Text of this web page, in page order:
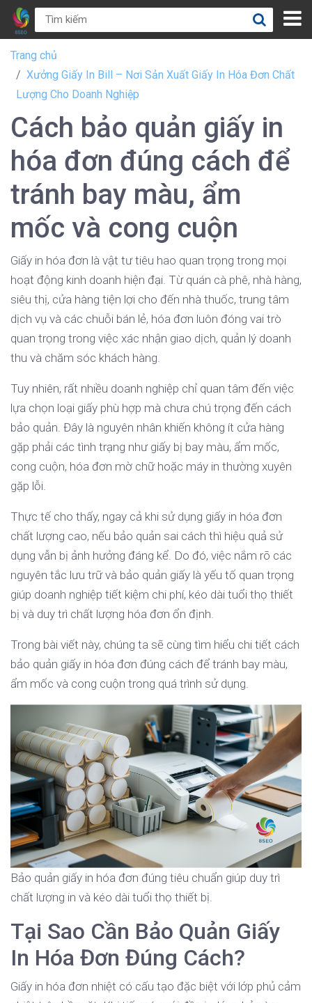
Trang chủ
Xưởng Giấy In Bill – Nơi Sản Xuất Giấy In Hóa Đơn Chất
Lượng Cho Doanh Nghiệp
Cách bảo quản giấy in
hóa đơn đúng cách để
tránh bay màu, ẩm
mốc và cong cuộn
Giấy in hóa đơn là vật tư tiêu hao quan trọng trong mọi
hoạt động kinh doanh hiện đại. Từ quán cà phê, nhà hàng,
siêu thị, cửa hàng tiện lợi cho đến nhà thuốc, trung tâm
dịch vụ và các chuỗi bán lẻ, hóa đơn luôn đóng vai trò
quan trọng trong việc xác nhận giao dịch, quản lý doanh
thu và chăm sóc khách hàng.
Tuy nhiên, rất nhiều doanh nghiệp chỉ quan tâm đến việc
lựa chọn loại giấy phù hợp mà chưa chú trọng đến cách
bảo quản. Đây là nguyên nhân khiến không ít cửa hàng
gặp phải các tình trạng như giấy bị bay màu, ẩm mốc,
cong cuộn, hóa đơn mờ chữ hoặc máy in thường xuyên
gặp lỗi.
Thực tế cho thấy, ngay cả khi sử dụng giấy in hóa đơn
chất lượng cao, nếu bảo quản sai cách thì hiệu quả sử
dụng vẫn bị ảnh hưởng đáng kể. Do đó, việc nắm rõ các
nguyên tắc lưu trữ và bảo quản giấy là yếu tố quan trọng
giúp doanh nghiệp tiết kiệm chi phí, kéo dài tuổi thọ thiết
bị và duy trì chất lượng hóa đơn ổn định.
Trong bài viết này, chúng ta sẽ cùng tìm hiểu chi tiết cách
bảo quản giấy in hóa đơn đúng cách để tránh bay màu,
ẩm mốc và cong cuộn trong quá trình sử dụng.
Bảo quản giấy in hóa đơn đúng tiêu chuẩn giúp duy trì
chất lượng in và kéo dài tuổi thọ thiết bị.
Tại Sao Cần Bảo Quản Giấy
In Hóa Đơn Đúng Cách?
Giấy in hóa đơn nhiệt có cấu tạo đặc biệt với lớp phủ cảm